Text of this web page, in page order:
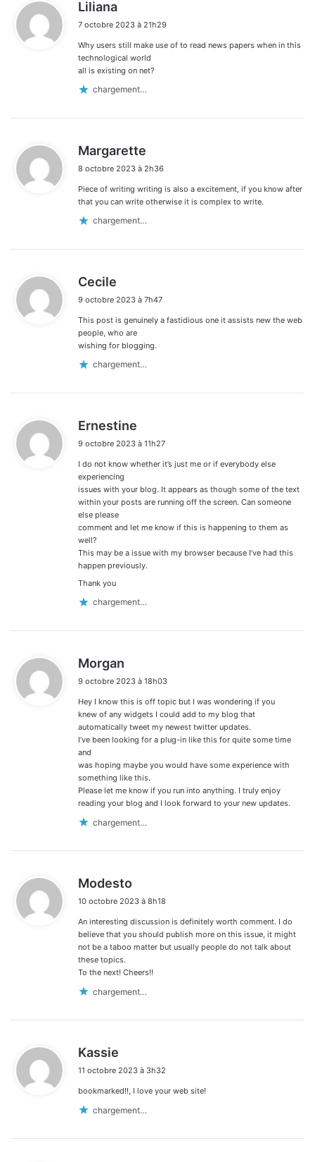
Liliana
t
:
7 octobre 2023 à 21h29
Why users still make use of to read news papers when in this
technological world
all is existing on net?
chargement…
Margarette
t
:
8 octobre 2023 à 2h36
Piece of writing writing is also a excitement, if you know after
that you can write otherwise it is complex to write.
chargement…
Cecile
t
:
9 octobre 2023 à 7h47
This post is genuinely a fastidious one it assists new the web
people, who are
wishing for blogging.
chargement…
Ernestine
t
9 octobre 2023 à 11h27
I do not know whether it’s just me or if everybody else
experiencing
issues with your blog. It appears as though some of the text
within your posts are running off the screen. Can someone
else please
comment and let me know if this is happening to them as
well?
This may be a issue with my browser because I’ve had this
happen previously.
Thank you
chargement…
Morgan
t
:
9 octobre 2023 à 18h03
Hey I know this is off topic but I was wondering if you
knew of any widgets I could add to my blog that
automatically tweet my newest twitter updates.
I’ve been looking for a plug-in like this for quite some time
and
was hoping maybe you would have some experience with
something like this.
Please let me know if you run into anything. I truly enjoy
reading your blog and I look forward to your new updates.
chargement…
Modesto
t
:
10 octobre 2023 à 8h18
An interesting discussion is definitely worth comment. I do
believe that you should publish more on this issue, it might
not be a taboo matter but usually people do not talk about
these topics.
To the next! Cheers!!
chargement…
Kassie
t
11 octobre 2023 à 3h32
bookmarked!!, I love your web site!
chargement…